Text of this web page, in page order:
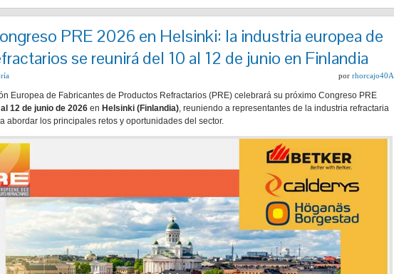
PRE 2026 en Helsinki: la industria europea de
se reunirá del 10 al 12 de junio en Finlandia
por rhorcajo40A
Europea de Fabricantes de Productos Refractarios (PRE) celebrará su próximo Congreso PRE
12 de junio de 2026 en Helsinki (Finlandia) , reuniendo a representantes de la industria refractaria
abordar los principales retos y oportunidades del sector.